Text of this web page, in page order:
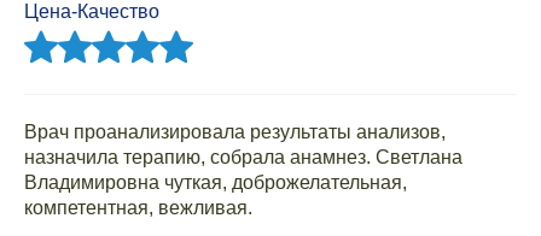
Цена-Качество
Врач проанализировала результаты анализов,
назначила терапию, собрала анамнез. Светлана
Владимировна чуткая, доброжелательная,
компетентная, вежливая.